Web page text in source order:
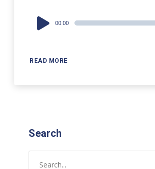
READ MORE
Audio
Player
00:00
Search